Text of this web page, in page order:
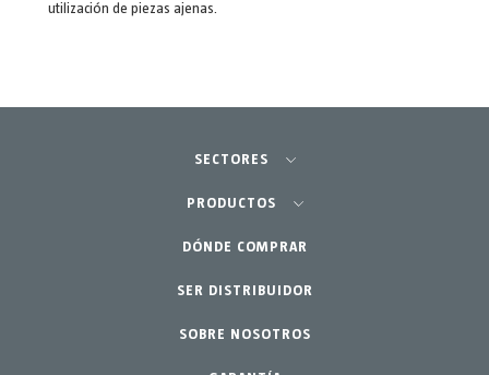
utilización de piezas ajenas.
SECTORES
Agricultura-Huerta
Jardinería profesional
Jardín-Hogar
PRODUCTOS
Equipos
Accesorios
Repuestos
DÓNDE COMPRAR
SER DISTRIBUIDOR
SOBRE NOSOTROS